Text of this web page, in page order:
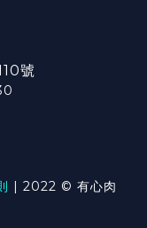
號
0
| 2022 © 有心肉